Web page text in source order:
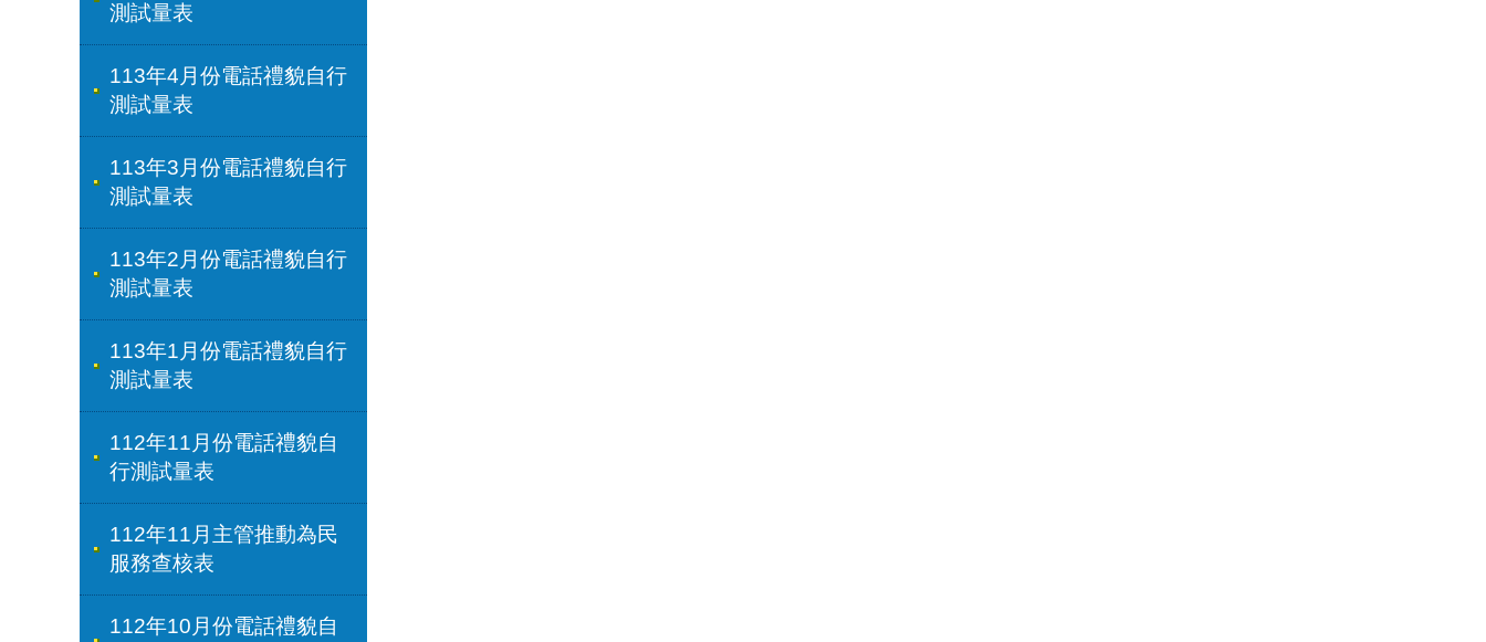
測試量表
113年4月份電話禮貌自行
測試量表
113年3月份電話禮貌自行
測試量表
113年2月份電話禮貌自行
測試量表
113年1月份電話禮貌自行
測試量表
112年11月份電話禮貌自
行測試量表
112年11月主管推動為民
服務查核表
112年10月份電話禮貌自